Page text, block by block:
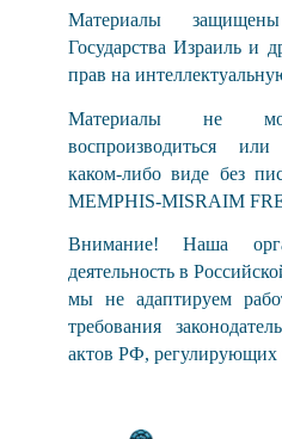
Материалы
Государства Израиль и
прав на
Материалы не
воспроизводиться
каком-либо виде без
MEMPHIS-MISRAIM
Внимание! Наша
деятельность в
мы не адаптируем
требования
актов РФ, регулирующих